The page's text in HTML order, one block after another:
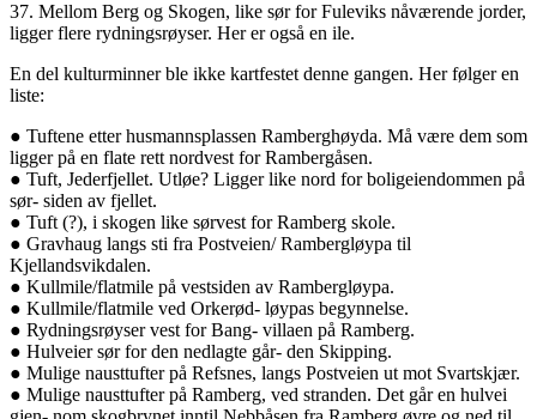
37. Mellom Berg og Skogen, like sør for Fuleviks nåværende jorder,
ligger flere rydningsrøyser. Her er også en ile.
En del kulturminner ble ikke kartfestet denne gangen. Her følger en
liste:
● Tuftene etter husmannsplassen Ramberghøyda. Må være dem som
ligger på en flate rett nordvest for Rambergåsen.
● Tuft, Jederfjellet. Utløe? Ligger like nord for boligeiendommen på
sør- siden av fjellet.
● Tuft (?), i skogen like sørvest for Ramberg skole.
● Gravhaug langs sti fra Postveien/ Rambergløypa til
Kjellandsvikdalen.
● Kullmile/flatmile på vestsiden av Rambergløypa.
● Kullmile/flatmile ved Orkerød- løypas begynnelse.
● Rydningsrøyser vest for Bang- villaen på Ramberg.
● Hulveier sør for den nedlagte går- den Skipping.
● Mulige nausttufter på Refsnes, langs Postveien ut mot Svartskjær.
● Mulige nausttufter på Ramberg, ved stranden. Det går en hulvei